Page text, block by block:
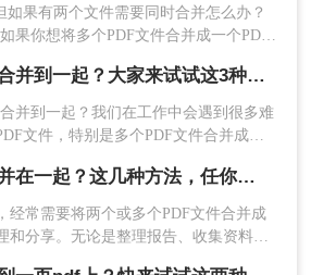
如果有两个文件需要同时合并怎么办？
果你想将多个PDF文件合并成一个PDF
两个pdf文件怎么合并到一起？大家来试试这3种方法吧！
并到一起？我们在工作中会遇到很多难
文件，特别是多个PDF文件合并成一
。最后，我们不能达到我们理想的预
并的方法。
如何将两个pdf合并在一起？这几种方法，任你选择！
经常需要将两个或多个PDF文件合并成
和分享。无论是整理报告、收集资料还